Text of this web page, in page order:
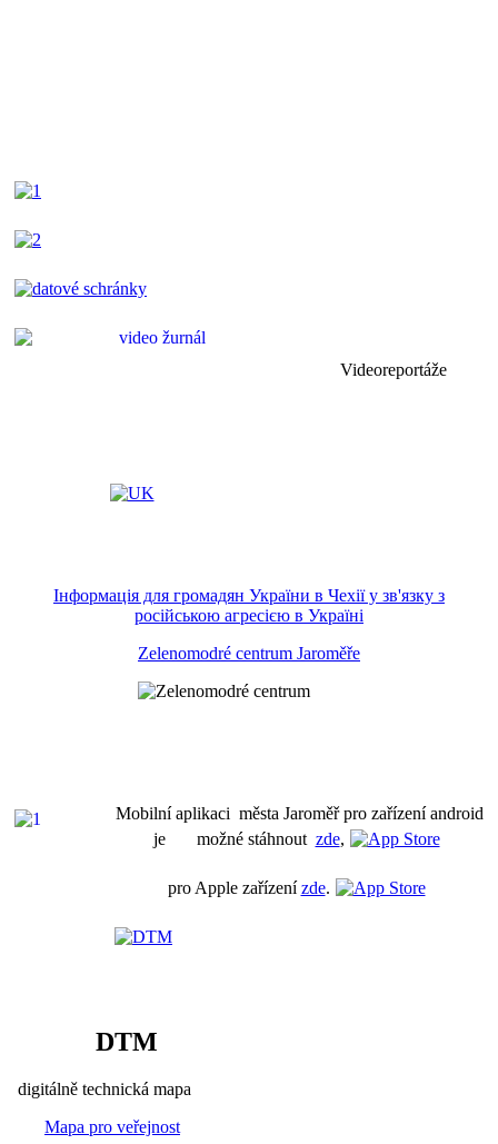
Videoreportáže
Інформація для громадян України в Чехії у зв'язку з
російською агресією в Україні
Zelenomodré centrum Jaroměře
Mobilní aplikaci města Jaroměř pro zařízení android
je možné stáhnout zde,
pro Apple zařízenízde.
DTM
digitálně technická mapa
Mapa pro veřejnost